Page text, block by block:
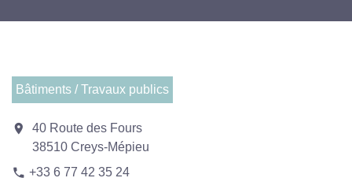
Bâtiments / Travaux publics
location_on
40 Route des Fours
38510 Creys-Mépieu
phone +33 6 77 42 35 24